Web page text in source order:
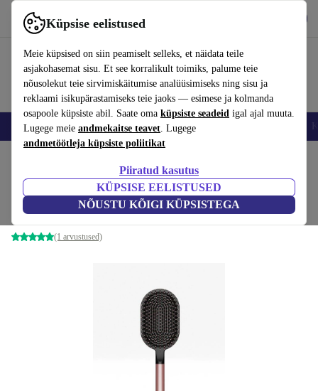
Küpsise eelistused
Meie küpsised on siin peamiselt selleks, et näidata teile
asjakohasemat sisu. Et see korralikult toimiks, palume teie
nõusolekut teie sirvimiskäitumise analüüsimiseks ning sisu ja
reklaami isikupärastamiseks teie jaoks — esimese ja kolmanda
osapoole küpsiste abil. Saate oma küpsiste seadeid igal ajal muuta.
Lugege meie andmekaitse teavet. Lugege
andmetöötleja küpsiste poliitikat
Piiratud kasutus
KÜPSISE EELISTUSED
NÕUSTU KÕIGI KÜPSISTEGA
Kasuta rakendust refurbed kiirelt ja lihtsalt
Nutitelefoni Sülearvutid Tahvelarvutid Nutikellad
Dyson aerupintsel
must/rosé
(1 arvustused)